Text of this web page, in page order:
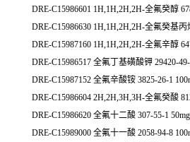
DRE-C15986601 1H,1H,2H,2H-全氟癸醇
DRE-C15986630 1H,1H,2H,2H-全氟癸基丙
DRE-C15987160 1H,1H,2H,2H-全氟辛醇
DRE-C15986517 全氟丁基磺酸钾 29420-
DRE-C15987152 全氟辛酸铵 3825-26-1
DRE-C15986604 2H,2H,3H,3H-全氟癸酸
DRE-C15986620 全氟十二酸 307-55-1 50mg
DRE-C15989000 全氟十一酸 2058-94-8